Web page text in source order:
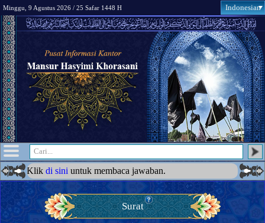
Minggu, 9 Agustus 2026 / 25 Safar 1448 H Indonesian
Klikdi siniuntuk membaca jawaban.
Surat